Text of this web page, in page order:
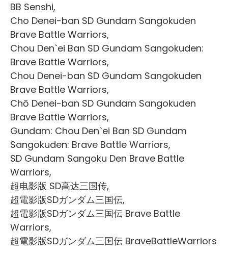
BB Senshi,
Cho Denei-ban SD Gundam Sangokuden
Brave Battle Warriors,
Chou Den`ei Ban SD Gundam Sangokuden:
Brave Battle Warriors,
Chou Denei-ban SD Gundam Sangokuden
Brave Battle Warriors,
Chō Denei-ban SD Gundam Sangokuden
Brave Battle Warriors,
Gundam: Chou Den`ei Ban SD Gundam
Sangokuden: Brave Battle Warriors,
SD Gundam Sangoku Den Brave Battle
Warriors,
超电影版 SD高达三国传,
超電影版SDガンダム三国伝,
超電影版SDガンダム三国伝 Brave Battle
Warriors,
超電影版SDガンダム三国伝 BraveBattleWarriors